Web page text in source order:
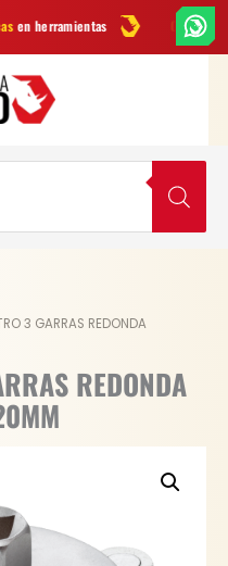
Ofertas y
3 GARRAS REDONDA
REDONDA